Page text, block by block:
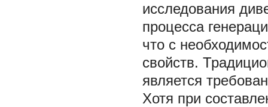
исследования
процесса
что с
свойств.
является
Хотя при